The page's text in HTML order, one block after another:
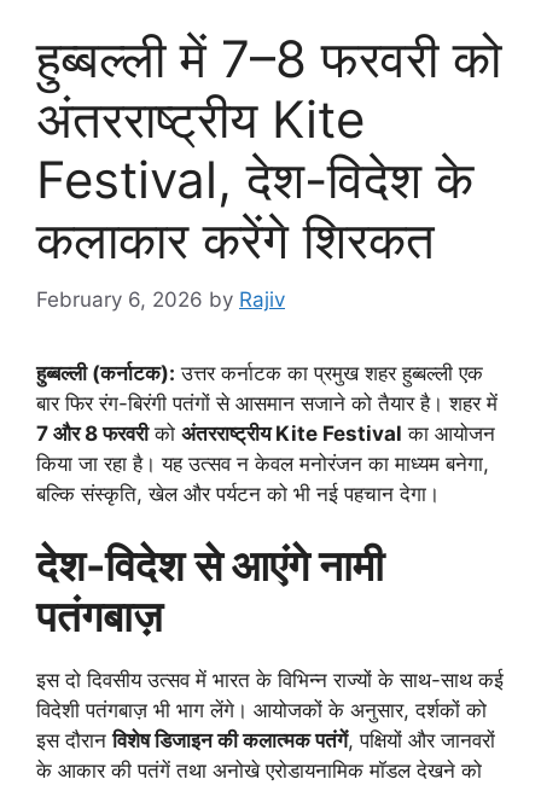
हुब्बल्ली में 7–8 फरवरी को
अंतरराष्ट्रीय Kite
Festival, देश-विदेश के
कलाकार करेंगे शिरकत
February 6, 2026 by Rajiv
हुब्बल्ली (कर्नाटक): उत्तर कर्नाटक का प्रमुख शहर हुब्बल्ली एक
बार फिर रंग-बिरंगी पतंगों से आसमान सजाने को तैयार है। शहर में
7 और 8 फरवरीको अंतरराष्ट्रीय Kite Festival का आयोजन
किया जा रहा है। यह उत्सव न केवल मनोरंजन का माध्यम बनेगा,
बल्कि संस्कृति, खेल और पर्यटन को भी नई पहचान देगा।
देश-विदेश से आएंगे नामी
पतंगबाज़
इस दो दिवसीय उत्सव में भारत के विभिन्न राज्यों के साथ-साथ कई
विदेशी पतंगबाज़ भी भाग लेंगे। आयोजकों के अनुसार, दर्शकों को
इस दौरानविशेष डिजाइन की कलात्मक पतंगें, पक्षियों और जानवरों
के आकार की पतंगें तथा अनोखे एरोडायनामिक मॉडल देखने को